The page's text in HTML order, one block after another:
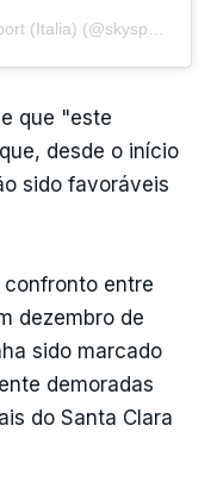
que "este
desde o início
sido favoráveis
confronto entre
dezembro de
sido marcado
demoradas
do Santa Clara